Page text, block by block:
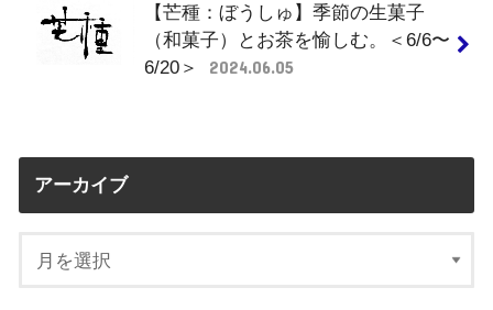
【芒種：ぼうしゅ】季節の生菓子
（和菓子）とお茶を愉しむ。＜6/6〜
6/20＞
2024.06.05
アーカイブ